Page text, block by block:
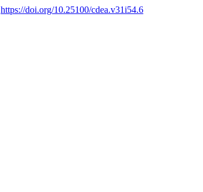
https://doi.org/10.25100/cdea.v31i54.6